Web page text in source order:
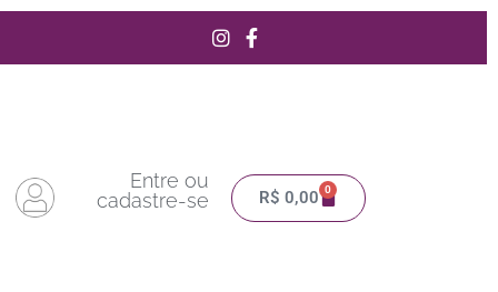
Entre ou
cadastre-se
R$ 0,00 0
Carrinho